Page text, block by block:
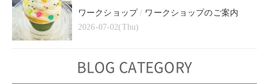
ワークショップ/ ワークショップのご案内
2026-07-02(Thu)
BLOG CATEGORY